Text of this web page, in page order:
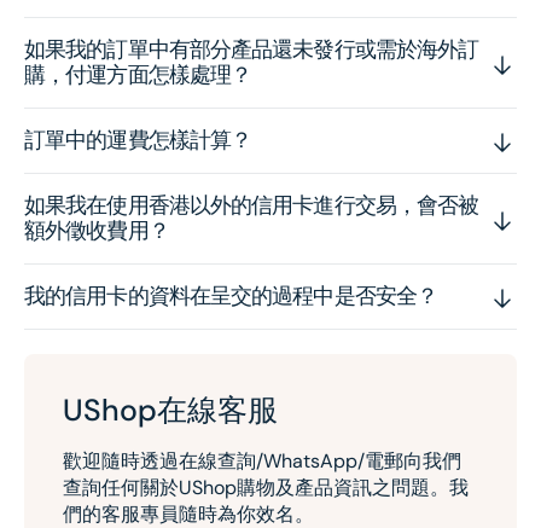
如果我的訂單中有部分產品還未發行或需於海外訂
購，付運方面怎樣處理？
訂單中的運費怎樣計算？
如果我在使用香港以外的信用卡進行交易，會否被
額外徵收費用？
我的信用卡的資料在呈交的過程中是否安全？
UShop在線客服
歡迎隨時透過在線查詢/WhatsApp/電郵向我們
查詢任何關於UShop購物及產品資訊之問題。我
們的客服專員隨時為你效名。